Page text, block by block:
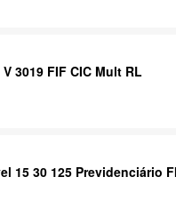
3019 FIF CIC Mult RL
15 30 125 Previdenciário